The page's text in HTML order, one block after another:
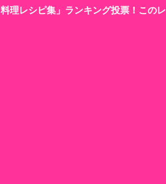
料理レシピ集」ランキング投票！この